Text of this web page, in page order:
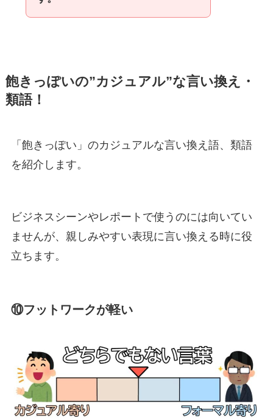
飽きっぽいの”カジュアル”な言い換え・
類語！
「飽きっぽい」のカジュアルな言い換え語、類語
を紹介します。
ビジネスシーンやレポートで使うのには向いてい
ませんが、親しみやすい表現に言い換える時に役
立ちます。
⑩フットワークが軽い